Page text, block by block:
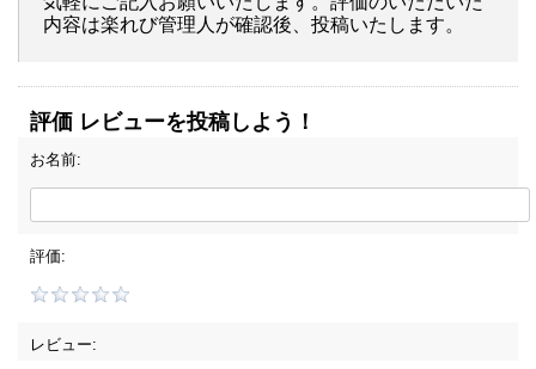
内容は楽れび管理人が確認後、投稿いたします。
評価 レビューを投稿しよう！
お名前:
評価:
レビュー: